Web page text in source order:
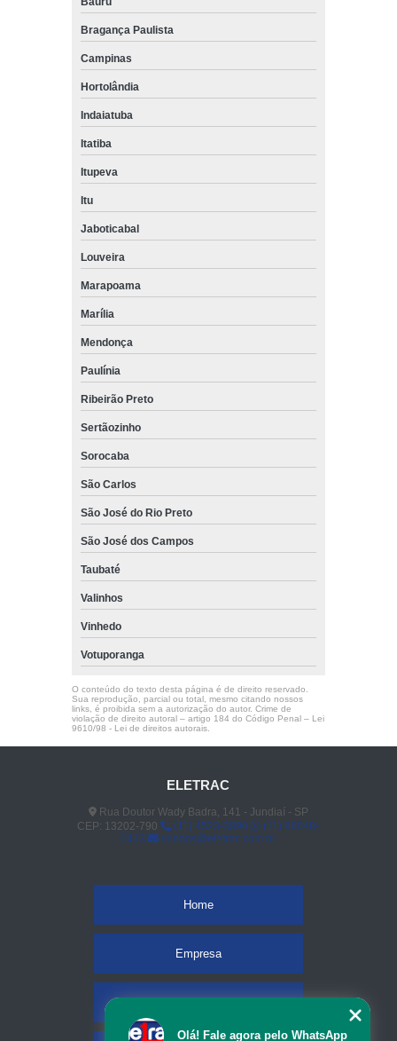
Bragança Paulista
Campinas
Hortolândia
Indaiatuba
Itatiba
Itupeva
Itu
Jaboticabal
Louveira
Marapoama
Marília
Mendonça
Paulínia
Ribeirão Preto
Sertãozinho
Sorocaba
São Carlos
São José do Rio Preto
São José dos Campos
Taubaté
Valinhos
Vinhedo
Votuporanga
O conteúdo do texto desta página é de direito reservado.
Sua reprodução, parcial ou total, mesmo citando nossos
links, é proibida sem a autorização do autor. Crime de
violação de direito autoral – artigo 184 do Código Penal – Lei
9610/98 - Lei de direitos autorais.
ELETRAC
Rua Doutor Wady Badra, 141 - Jundiaí - SP
CEP: 13202-790
(11) 4523-3890
(11) 96848-
0413
vendas@eletrac.com.br
Home
Empresa
Olá! Fale agora pelo WhatsApp